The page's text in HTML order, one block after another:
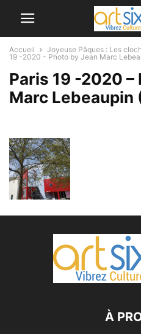
Accueil Joyeuse Pâques : Les
19 -2020 - Photo by Jean Marc
Paris 19 -2020 –
Marc Lebeaupin
À